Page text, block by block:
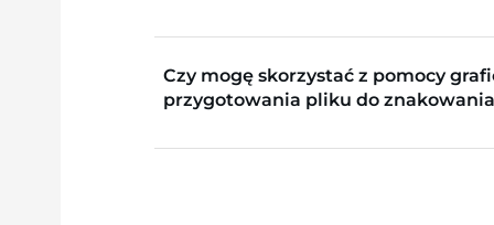
Czy mogę skorzystać z pomocy
przygotowania pliku do